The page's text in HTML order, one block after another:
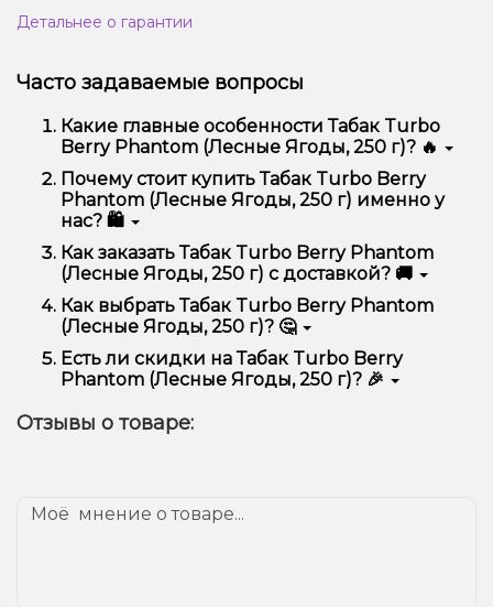
Детальнее о гарантии
Часто задаваемые вопросы
Какие главные особенности Табак Turbo
Berry Phantom (Лесные Ягоды, 250 г)? 🔥
Табак Turbo Berry Phantom (Лесные Ягоды, 250 г)
отличается высоким качеством, удобством
использования и надежностью.
Почему стоит купить Табак Turbo Berry
Phantom (Лесные Ягоды, 250 г) именно у
нас? 🛍️
Мы предлагаем только оригинальную продукцию,
широкий ассортимент, выгодные цены и быструю
доставку. Кроме того, у нас регулярные акции и
скидки для клиентов!
Как заказать Табак Turbo Berry Phantom
(Лесные Ягоды, 250 г) с доставкой? 🚚
Оформить заказ можно в несколько кликов:
Добавьте Табак Turbo Berry Phantom
(Лесные Ягоды, 250 г) в корзину.
Перейдите к оформлению заказа.
доставки.
Подтвердите заказ – мы быстро отправим его
Как выбрать Табак Turbo Berry Phantom
(Лесные Ягоды, 250 г)? 🤔
Выбор зависит от ваших предпочтений – например,
если это кальян, учитывайте размер, материал и тип
чаши, если вейп – мощность и вкус. Наши
Есть ли скидки на Табак Turbo Berry
Phantom (Лесные Ягоды, 250 г)? 🎉
специальные предложения. Следите за
Отзывы о товаре: